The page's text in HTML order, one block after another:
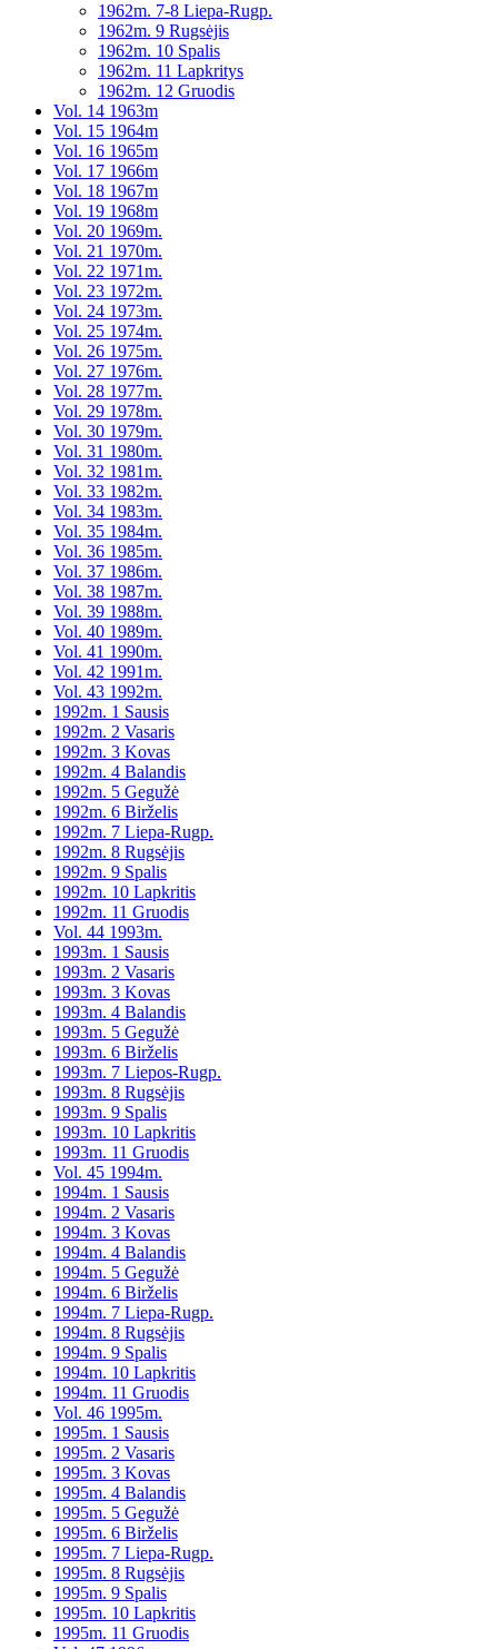
1962m. 7-8 Liepa-Rugp.
1962m. 9 Rugsėjis
1962m. 10 Spalis
1962m. 11 Lapkritys
1962m. 12 Gruodis
Vol. 14 1963m
Vol. 15 1964m
Vol. 16 1965m
Vol. 17 1966m
Vol. 18 1967m
Vol. 19 1968m
Vol. 20 1969m.
Vol. 21 1970m.
Vol. 22 1971m.
Vol. 23 1972m.
Vol. 24 1973m.
Vol. 25 1974m.
Vol. 26 1975m.
Vol. 27 1976m.
Vol. 28 1977m.
Vol. 29 1978m.
Vol. 30 1979m.
Vol. 31 1980m.
Vol. 32 1981m.
Vol. 33 1982m.
Vol. 34 1983m.
Vol. 35 1984m.
Vol. 36 1985m.
Vol. 37 1986m.
Vol. 38 1987m.
Vol. 39 1988m.
Vol. 40 1989m.
Vol. 41 1990m.
Vol. 42 1991m.
Vol. 43 1992m.
1992m. 1 Sausis
1992m. 2 Vasaris
1992m. 3 Kovas
1992m. 4 Balandis
1992m. 5 Gegužė
1992m. 6 Birželis
1992m. 7 Liepa-Rugp.
1992m. 8 Rugsėjis
1992m. 9 Spalis
1992m. 10 Lapkritis
1992m. 11 Gruodis
Vol. 44 1993m.
1993m. 1 Sausis
1993m. 2 Vasaris
1993m. 3 Kovas
1993m. 4 Balandis
1993m. 5 Gegužė
1993m. 6 Birželis
1993m. 7 Liepos-Rugp.
1993m. 8 Rugsėjis
1993m. 9 Spalis
1993m. 10 Lapkritis
1993m. 11 Gruodis
Vol. 45 1994m.
1994m. 1 Sausis
1994m. 2 Vasaris
1994m. 3 Kovas
1994m. 4 Balandis
1994m. 5 Gegužė
1994m. 6 Birželis
1994m. 7 Liepa-Rugp.
1994m. 8 Rugsėjis
1994m. 9 Spalis
1994m. 10 Lapkritis
1994m. 11 Gruodis
Vol. 46 1995m.
1995m. 1 Sausis
1995m. 2 Vasaris
1995m. 3 Kovas
1995m. 4 Balandis
1995m. 5 Gegužė
1995m. 6 Birželis
1995m. 7 Liepa-Rugp.
1995m. 8 Rugsėjis
1995m. 9 Spalis
1995m. 10 Lapkritis
1995m. 11 Gruodis